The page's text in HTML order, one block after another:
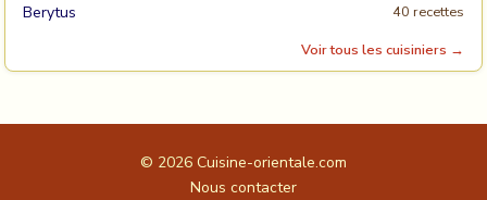
Berytus
40 recettes
Voir tous les cuisiniers →
© 2026 Cuisine-orientale.com
Nous contacter